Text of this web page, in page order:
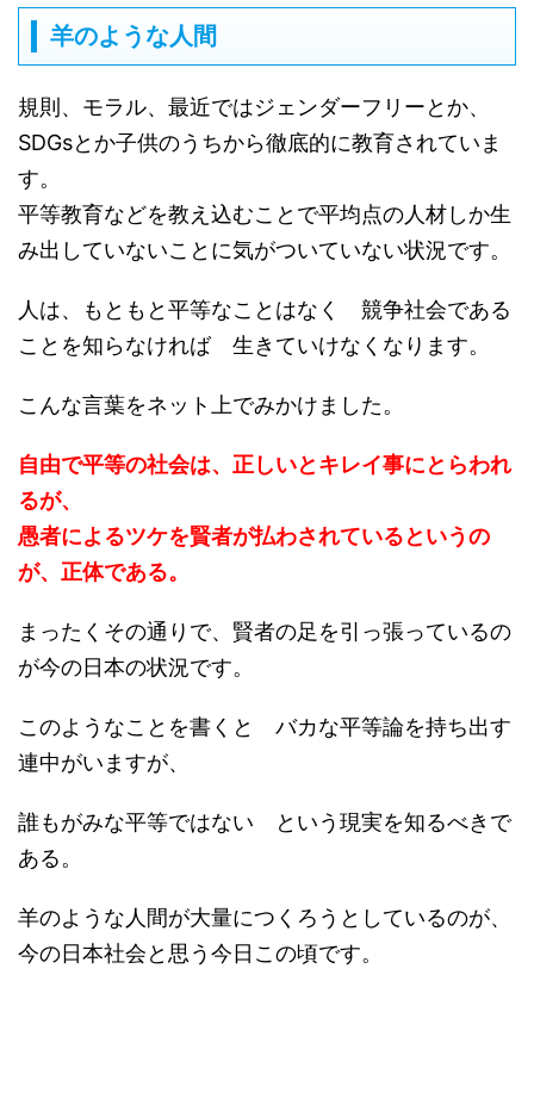
羊のような人間
規則、モラル、最近ではジェンダーフリーとか、
SDGsとか子供のうちから徹底的に教育されていま
す。
平等教育などを教え込むことで平均点の人材しか生
み出していないことに気がついていない状況です。
人は、もともと平等なことはなく 競争社会である
ことを知らなければ 生きていけなくなります。
こんな言葉をネット上でみかけました。
自由で平等の社会は、正しいとキレイ事にとらわれ
るが、
愚者によるツケを賢者が払わされているというの
が、正体である。
まったくその通りで、賢者の足を引っ張っているの
が今の日本の状況です。
このようなことを書くと バカな平等論を持ち出す
連中がいますが、
誰もがみな平等ではない という現実を知るべきで
ある。
羊のような人間が大量につくろうとしているのが、
今の日本社会と思う今日この頃です。